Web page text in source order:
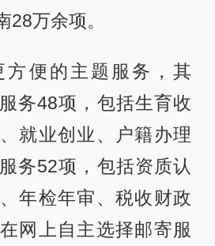
28万余项。
方便的主题服务，其
务48项，包括生育收
就业创业、户籍办理
务52项，包括资质认
年检年审、税收财政
网上自主选择邮寄服